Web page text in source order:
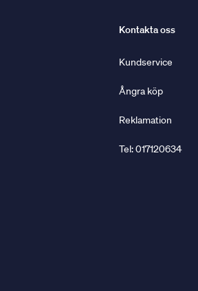
Kontakta oss
Kundservice
Ångra köp
Reklamation
Tel: 017120634